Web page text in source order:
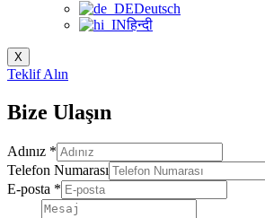
Deutsch
हिन्दी
X
Teklif Alın
Bize Ulaşın
Adınız *
Telefon Numarası
E-posta *